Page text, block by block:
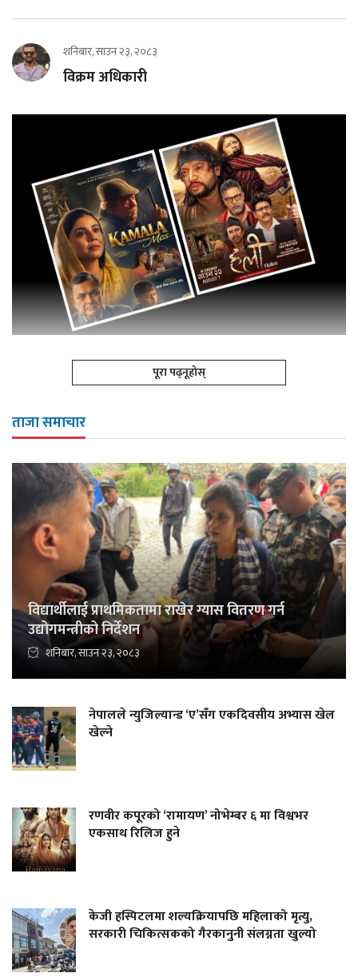
शनिबार, साउन २३, २०८३
विक्रम अधिकारी
पूरा पढ्नूहोस्
ताजा समाचार
विद्यार्थीलाई प्राथमिकतामा राखेर ग्यास वितरण गर्न
उद्योगमन्त्रीको निर्देशन
शनिबार, साउन २३, २०८३
नेपालले न्युजिल्यान्ड ‘ए’सँग एकदिवसीय अभ्यास खेल
खेल्ने
रणवीर कपूरको ‘रामायण’ नोभेम्बर ६ मा विश्वभर
एकसाथ रिलिज हुने
केजी हस्पिटलमा शल्यक्रियापछि महिलाको मृत्यु,
सरकारी चिकित्सकको गैरकानुनी संलग्नता खुल्यो